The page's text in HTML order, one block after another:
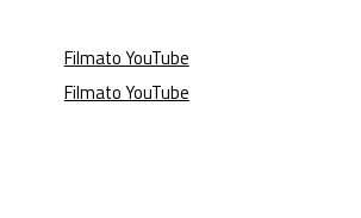
Filmato YouTube
Filmato YouTube